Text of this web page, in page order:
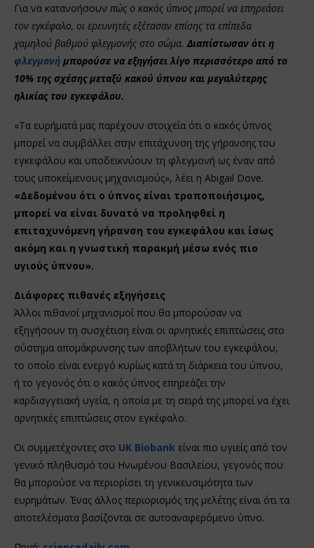
Για να κατανοήσουν πώς ο κακός ύπνος μπορεί να επηρεάσει
τον εγκέφαλο, οι ερευνητές εξέτασαν επίσης τα επίπεδα
χαμηλού βαθμού φλεγμονής στο σώμα. Διαπίστωσαν ότι η
φλεγμονή μπορούσε να εξηγήσει λίγο περισσότερο από το
10% της σχέσης μεταξύ κακού ύπνου και μεγαλύτερης
ηλικίας του εγκεφάλου.
«Τα ευρήματά μας παρέχουν στοιχεία ότι ο κακός ύπνος
μπορεί να συμβάλλει στην επιτάχυνση της γήρανσης του
εγκεφάλου και υποδεικνύουν τη φλεγμονή ως έναν από
τους υποκείμενους μηχανισμούς», λέει η Abigail Dove.
«Δεδομένου ότι ο ύπνος είναι τροποποιήσιμος,
μπορεί να είναι δυνατό να προληφθεί η
επιταχυνόμενη γήρανση του εγκεφάλου και ίσως
ακόμη και η γνωστική παρακμή μέσω ενός πιο
υγιούς ύπνου».
Διάφορες πιθανές εξηγήσεις
Άλλοι πιθανοί μηχανισμοί που θα μπορούσαν να
εξηγήσουν τη συσχέτιση είναι οι αρνητικές επιπτώσεις στο
σύστημα απομάκρυνσης των αποβλήτων του εγκεφάλου,
το οποίο είναι ενεργό κυρίως κατά τη διάρκεια του ύπνου,
ή το γεγονός ότι ο κακός ύπνος επηρεάζει την
καρδιαγγειακή υγεία, η οποία με τη σειρά της μπορεί να έχει
αρνητικές επιπτώσεις στον εγκέφαλο.
Οι συμμετέχοντες στο UK Biobank είναι πιο υγιείς από τον
γενικό πληθυσμό του Ηνωμένου Βασιλείου, γεγονός που
θα μπορούσε να περιορίσει τη γενικευσιμότητα των
ευρημάτων. Ένας άλλος περιορισμός της μελέτης είναι ότι τα
αποτελέσματα βασίζονται σε αυτοαναφερόμενο ύπνο.